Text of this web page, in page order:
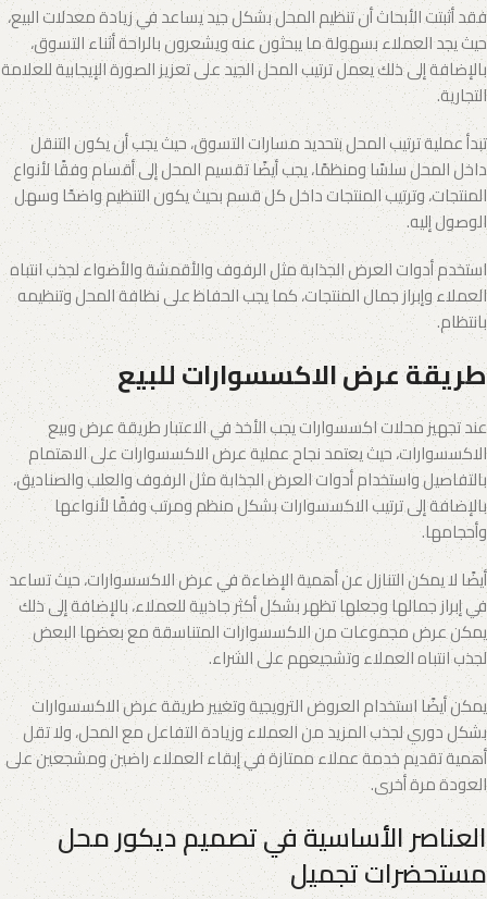
فقد أثبتت الأبحاث أن تنظيم المحل بشكل جيد يساعد في زيادة معدلات البيع،
حيث يجد العملاء بسهولة ما يبحثون عنه ويشعرون بالراحة أثناء التسوق،
بالإضافة إلى ذلك يعمل ترتيب المحل الجيد على تعزيز الصورة الإيجابية للعلامة
التجارية.
تبدأ عملية ترتيب المحل بتحديد مسارات التسوق، حيث يجب أن يكون التنقل
داخل المحل سلسًا ومنظمًا، يجب أيضًا تقسيم المحل إلى أقسام وفقًا لأنواع
المنتجات، وترتيب المنتجات داخل كل قسم بحيث يكون التنظيم واضحًا وسهل
الوصول إليه.
استخدم أدوات العرض الجذابة مثل الرفوف والأقمشة والأضواء لجذب انتباه
العملاء وإبراز جمال المنتجات، كما يجب الحفاظ على نظافة المحل وتنظيمه
بانتظام.
طريقة عرض الاكسسوارات للبيع
عند تجهيز محلات اكسسوارات يجب الأخذ في الاعتبار طريقة عرض وبيع
الاكسسوارات، حيث يعتمد نجاح عملية عرض الاكسسوارات على الاهتمام
بالتفاصيل واستخدام أدوات العرض الجذابة مثل الرفوف والعلب والصناديق،
بالإضافة إلى ترتيب الاكسسوارات بشكل منظم ومرتب وفقًا لأنواعها
وأحجامها.
أيضًا لا يمكن التنازل عن أهمية الإضاءة في عرض الاكسسوارات، حيث تساعد
في إبراز جمالها وجعلها تظهر بشكل أكثر جاذبية للعملاء، بالإضافة إلى ذلك
يمكن عرض مجموعات من الاكسسوارات المتناسقة مع بعضها البعض
لجذب انتباه العملاء وتشجيعهم على الشراء.
يمكن أيضًا استخدام العروض الترويجية وتغيير طريقة عرض الاكسسوارات
بشكل دوري لجذب المزيد من العملاء وزيادة التفاعل مع المحل، ولا تقل
أهمية تقديم خدمة عملاء ممتازة في إبقاء العملاء راضين ومشجعين على
العودة مرة أخرى.
العناصر الأساسية في تصميم ديكور محل
مستحضرات تجميل